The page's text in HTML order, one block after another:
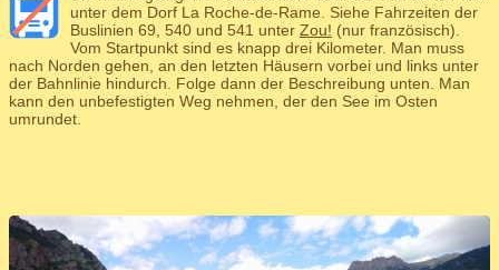
unter dem Dorf La Roche-de-Rame. Siehe Fahrzeiten der
Buslinien 69, 540 und 541 unter Zou! (nur französisch).
Vom Startpunkt sind es knapp drei Kilometer. Man muss
nach Norden gehen, an den letzten Häusern vorbei und links unter
der Bahnlinie hindurch. Folge dann der Beschreibung unten. Man
kann den unbefestigten Weg nehmen, der den See im Osten
umrundet.